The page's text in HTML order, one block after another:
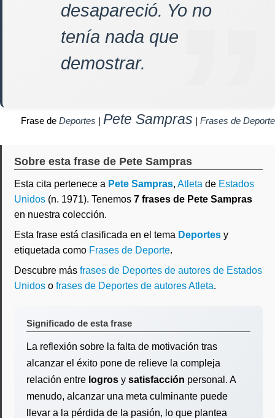
desapareció. Yo no
tenía nada que
demostrar.
Frase de Deportes | Pete Sampras | Frases de Deporte
Sobre esta frase de Pete Sampras
Esta cita pertenece a Pete Sampras, Atleta de Estados
Unidos (n. 1971). Tenemos 7 frases de Pete Sampras
en nuestra colección.
Esta frase está clasificada en el tema Deportes y
etiquetada como Frases de Deporte.
Descubre más frases de Deportes de autores de Estados
Unidos o frases de Deportes de autores Atleta.
Significado de esta frase
La reflexión sobre la falta de motivación tras
alcanzar el éxito pone de relieve la compleja
relación entre logros y satisfacción personal. A
menudo, alcanzar una meta culminante puede
llevar a la pérdida de la pasión, lo que plantea